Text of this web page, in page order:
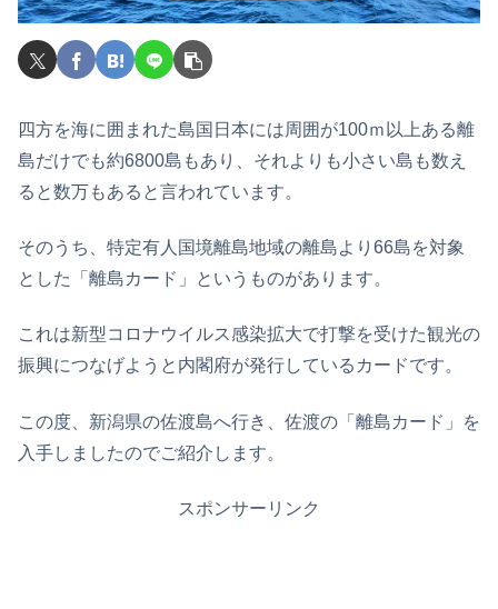
四方を海に囲まれた島国日本には周囲が100ｍ以上ある離
島だけでも約6800島もあり、それよりも小さい島も数え
ると数万もあると言われています。
そのうち、特定有人国境離島地域の離島より66島を対象
とした「離島カード」というものがあります。
これは新型コロナウイルス感染拡大で打撃を受けた観光の
振興につなげようと内閣府が発行しているカードです。
この度、新潟県の佐渡島へ行き、佐渡の「離島カード」を
入手しましたのでご紹介します。
スポンサーリンク